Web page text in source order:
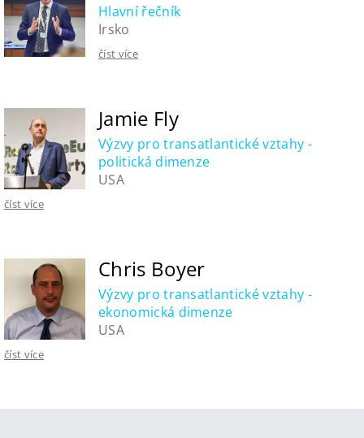
Hlavní řečník
Irsko
číst více
Jamie Fly
Výzvy pro transatlantické vztahy -
politická dimenze
USA
číst více
Chris Boyer
Výzvy pro transatlantické vztahy -
ekonomická dimenze
USA
číst více